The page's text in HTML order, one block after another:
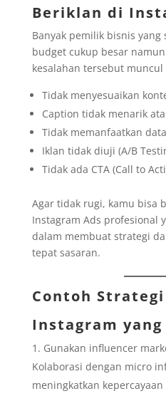
Beriklan di
Banyak pemilik bisnis
budget cukup besar
kesalahan tersebut muncul
Tidak menyesuaikan
Caption tidak menarik
Tidak memanfaatkan
Iklan tidak diuji (A/B
Tidak ada CTA (Call to
Agar tidak rugi, kamu bisa
Instagram Ads profesional
dalam membuat strategi
tepat sasaran.
Contoh
Instagram
Gunakan influencer
Kolaborasi dengan micro
meningkatkan